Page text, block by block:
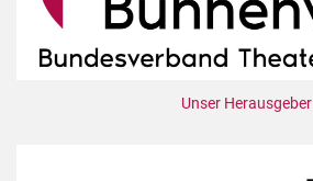
Unser Herausgeber